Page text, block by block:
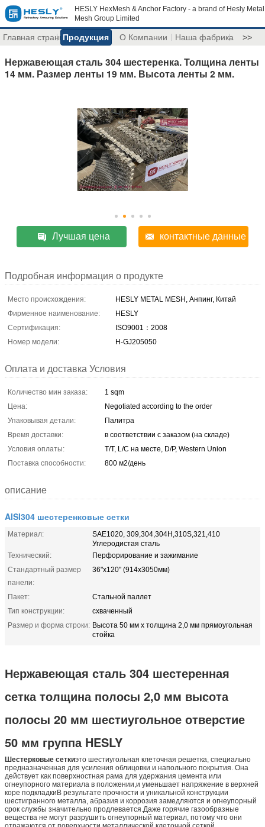
HESLY HexMesh & Anchor Factory - a brand of Hesly Metal
Mesh Group Limited
Главная страницаПродукция О Компании Наша фабрика >>
Нержавеющая сталь 304 шестеренка. Толщина ленты
14 мм. Размер ленты 19 мм. Высота ленты 2 мм.
Лучшая цена контактные данные
Подробная информация о продукте
Место происхождения:
HESLY METAL MESH, Анпинг, Китай
Фирменное наименование:
HESLY
Сертификация:
ISO9001：2008
Номер модели:
H-GJ205050
Оплата и доставка Условия
Количество мин заказа:
1 sqm
Цена:
Negotiated according to the order
Упаковывая детали:
Палитра
Время доставки:
в соответствии с заказом (на складе)
Условия оплаты:
T/T, L/C на месте, D/P, Western Union
Поставка способности:
800 м2/день
описание
AISI304 шестеренковые сетки
Материал:
SAE1020, 309,304,304H,310S,321,410
Углеродистая сталь
Технический:
Перфорирование и зажимание
Стандартный размер
панели:
36"х120" (914х3050мм)
Пакет:
Стальной паллет
Тип конструкции:
схваченный
Размер и форма строки: Высота 50 мм х толщина 2,0 мм прямоугольная
стойка
Нержавеющая сталь 304 шестеренная
сетка толщина полосы 2,0 мм высота
полосы 20 мм шестиугольное отверстие
50 мм группа HESLY
Шестерковые сеткиэто шестиугольная клеточная решетка, специально
предназначенная для усиления облицовки и напольного покрытия. Она
действует как поверхностная рама для удержания цемента или
огнеупорного материала в положении,и уменьшает напряжение в верхней
коре подкладкиВ результате прочности и уникальной конструкции
шестигранного металла, абразия и коррозия замедляются и огнеупорный
срок службы значительно продлевается.Даже горячие газообразные
вещества не могут разрушить огнеупорный материал, потому что они